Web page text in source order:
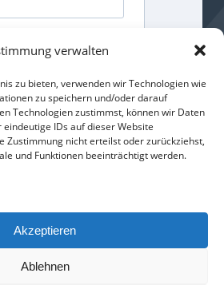
verwalten
zu bieten, verwenden wir Technologien wie
zu speichern und/oder darauf
Technologien zustimmst, können wir Daten
IDs auf dieser Website
Zustimmung nicht erteilst oder zurückziehst,
und Funktionen beeinträchtigt werden.
Akzeptieren
Ablehnen
an.
Teilen